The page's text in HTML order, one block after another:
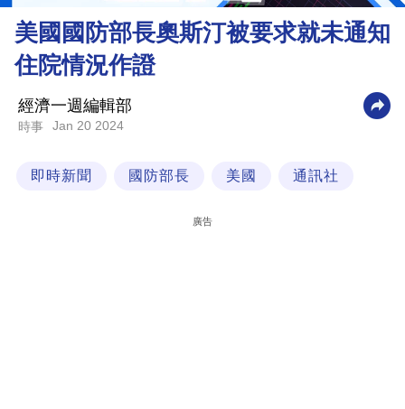
財
商
業
科
美國國防部長奧斯汀被要求就未通知
住院情況作證
經濟一週編輯部
時事 Jan 20 2024
即時新聞 國防部長 美國 通訊社
廣告